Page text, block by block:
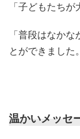
「子どもたち
「普段はなか
とができました
温かいメッセ